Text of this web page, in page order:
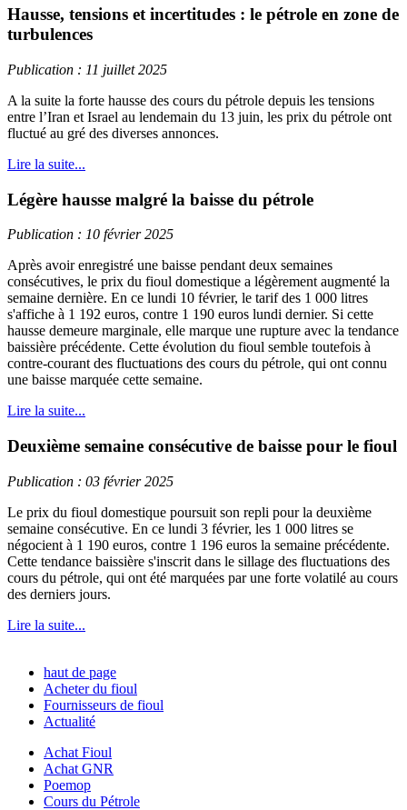
Hausse, tensions et incertitudes : le pétrole en zone de
turbulences
Publication : 11 juillet 2025
A la suite la forte hausse des cours du pétrole depuis les tensions
entre l’Iran et Israel au lendemain du 13 juin, les prix du pétrole ont
fluctué au gré des diverses annonces.
Lire la suite...
Légère hausse malgré la baisse du pétrole
Publication : 10 février 2025
Après avoir enregistré une baisse pendant deux semaines
consécutives, le prix du fioul domestique a légèrement augmenté la
semaine dernière. En ce lundi 10 février, le tarif des 1 000 litres
s'affiche à 1 192 euros, contre 1 190 euros lundi dernier. Si cette
hausse demeure marginale, elle marque une rupture avec la tendance
baissière précédente. Cette évolution du fioul semble toutefois à
contre-courant des fluctuations des cours du pétrole, qui ont connu
une baisse marquée cette semaine.
Lire la suite...
Deuxième semaine consécutive de baisse pour le fioul
Publication : 03 février 2025
Le prix du fioul domestique poursuit son repli pour la deuxième
semaine consécutive. En ce lundi 3 février, les 1 000 litres se
négocient à 1 190 euros, contre 1 196 euros la semaine précédente.
Cette tendance baissière s'inscrit dans le sillage des fluctuations des
cours du pétrole, qui ont été marquées par une forte volatilé au cours
des derniers jours.
Lire la suite...
haut de page
Acheter du fioul
Fournisseurs de fioul
Actualité
Achat Fioul
Achat GNR
Poemop
Cours du Pétrole